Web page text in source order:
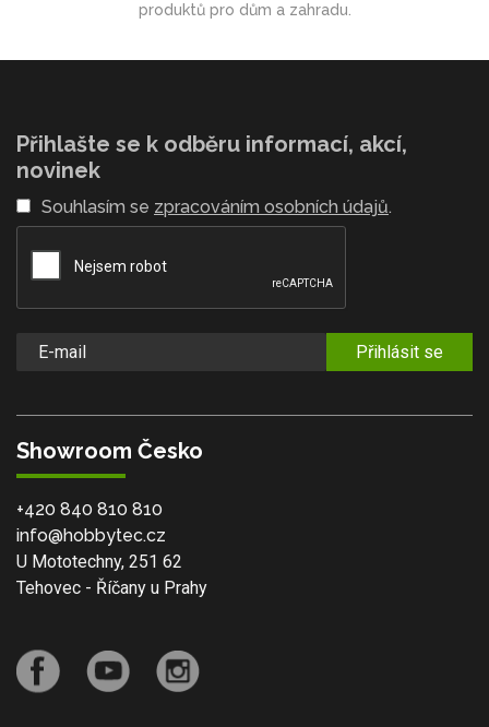
produktů pro dům a zahradu.
Přihlašte se k odběru informací, akcí,
novinek
Souhlasím se zpracováním osobních údajů.
Přihlásit se
Showroom Česko
+420 840 810 810
info@hobbytec.cz
U Mototechny, 251 62
Tehovec - Říčany u Prahy